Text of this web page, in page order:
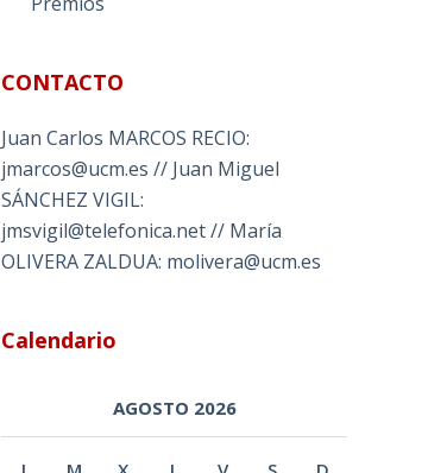
CONTACTO
Juan Carlos MARCOS RECIO:
jmarcos@ucm.es // Juan Miguel
SÁNCHEZ VIGIL:
jmsvigil@telefonica.net // María
OLIVERA ZALDUA: molivera@ucm.es
Calendario
AGOSTO 2026